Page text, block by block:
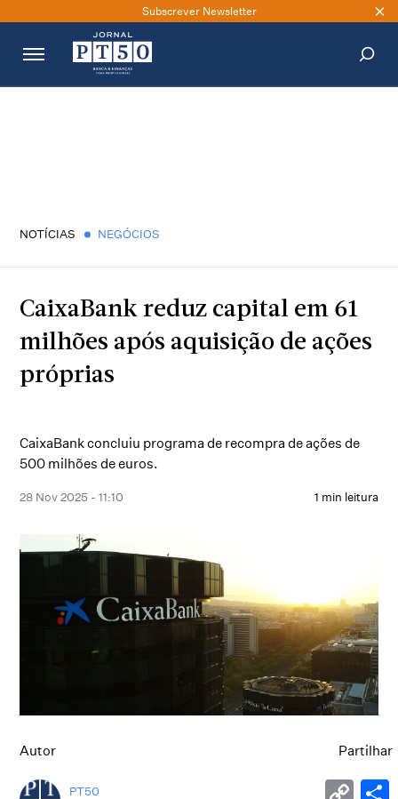
Subscrever Newsletter
NOTÍCIAS NEGÓCIOS
CaixaBank reduz capital em 61
milhões após aquisição de ações
próprias
CaixaBank concluiu programa de recompra de ações de
500 milhões de euros.
28 Nov 2025 - 11:10 1 min leitura
Autor
PT50
Partilhar